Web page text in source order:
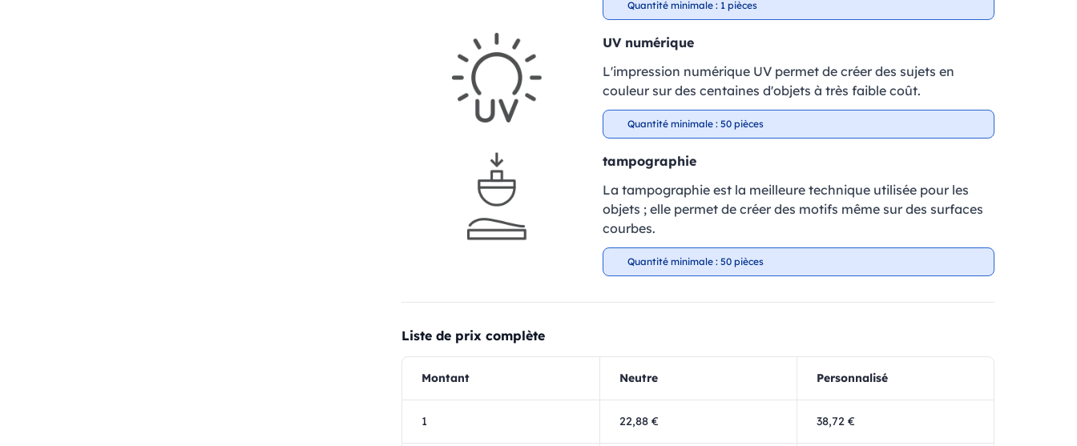
Quantité minimale : 1 pièces
UV numérique
L'impression numérique UV permet de créer des sujets en
couleur sur des centaines d'objets à très faible coût.
Quantité minimale : 50 pièces
tampographie
La tampographie est la meilleure technique utilisée pour les
objets ; elle permet de créer des motifs même sur des surfaces
courbes.
Quantité minimale : 50 pièces
Liste de prix complète
Montant Neutre Personnalisé
1 22,88 € 38,72 €